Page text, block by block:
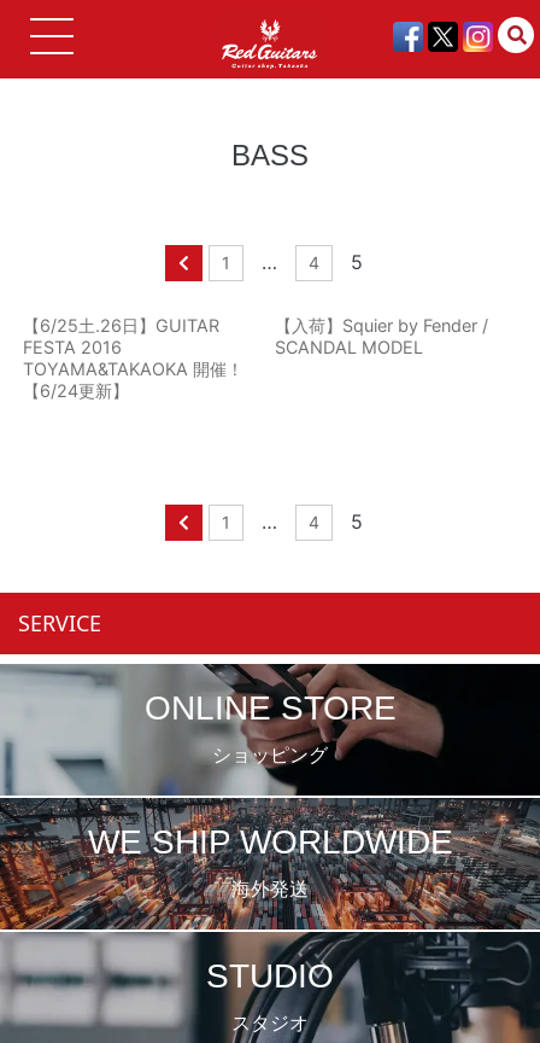
BASS
1 … 4 5
【6/25土.26日】GUITAR
FESTA 2016
TOYAMA&TAKAOKA 開催！
【6/24更新】
【入荷】Squier by Fender /
SCANDAL MODEL
1 … 4 5
SERVICE
ONLINE STORE
ショッピング
WE SHIP WORLDWIDE
海外発送
STUDIO
スタジオ